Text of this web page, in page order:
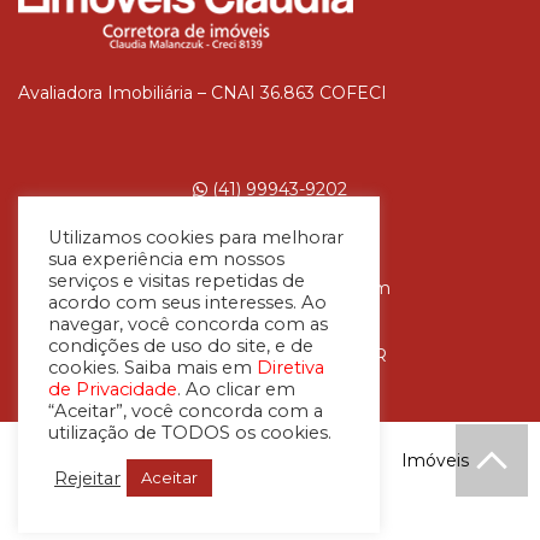
Avaliadora Imobiliária – CNAI 36.863 COFECI
(41) 99943-9202
claudia@imoveisclaudia.com
Rua Zonardy Ribas, 121.
CEP 81750-380 Curitiba-PR
desenvolvido com
Imóveis
Utilizamos cookies para melhorar
sua experiência em nossos
serviços e visitas repetidas de
acordo com seus interesses. Ao
navegar, você concorda com as
condições de uso do site, e de
cookies. Saiba mais em Diretiva
de Privacidade. Ao clicar em
“Aceitar”, você concorda com a
utilização de TODOS os cookies.
Rejeitar Aceitar